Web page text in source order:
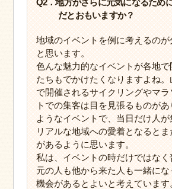
だとおもいますか？
地域のイベントを例に考えるの
と思います。
色んな魅力的なイベントが各地
たちもでかけたくなりますよね
で開催されるサイクリングやマラ
トでの集客は目を見張るものが
ようなイベントで、当日だけ人が
リアルな地域への愛着となると
があるように思います。
私は、イベントの時だけではな
元の人も他から来た人も一緒にな
機会があるとよいと考えています